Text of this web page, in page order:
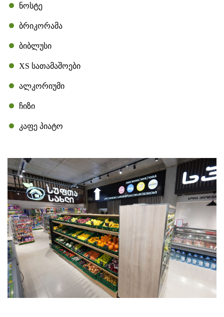
ნოსტე
ბრიკორამა
ბიბლუსი
XS სათამაშოები
ალკორიუმი
ჩიზი
კაფე პიატო